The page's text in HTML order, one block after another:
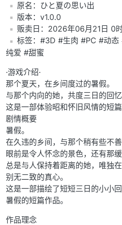
️原名：ひと夏の思い出
️版本：v1.0.0
贩卖日：2026年06月21日 0
标签：#3D #生肉 #PC #动
纯爱 #甜蜜
·游戏介绍·
那个夏天，在乡间度过的暑假。
与那个内向的她，共度三日的回忆
这是一部体验昭和怀旧风情的短篇
剧情概要
暑假。
在久违的乡间，与那个稍有些不善
眼前是令人怀念的景色，还有那缓
总是与人保持着距离的她，唯独
别无二致的真心。
这是一部描绘了短短三日的小小
暑假的短篇作品。
作品理念